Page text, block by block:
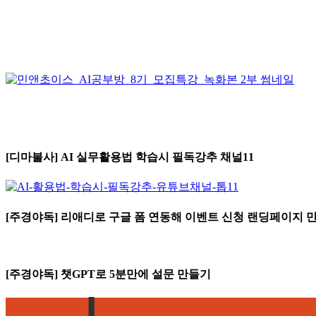
[디마불사] AI 실무활용법 학습시 필독강추 채널11
[주경야독] 리애디로 구글 폼 연동해 이벤트 신청 랜딩페이지
[주경야독] 챗GPT로 5분만에 설문 만들기